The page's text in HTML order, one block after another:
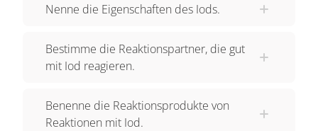
Nenne die Eigenschaften des Iods.
Bestimme die Reaktionspartner, die gut
mit Iod reagieren.
Benenne die Reaktionsprodukte von
Reaktionen mit Iod.